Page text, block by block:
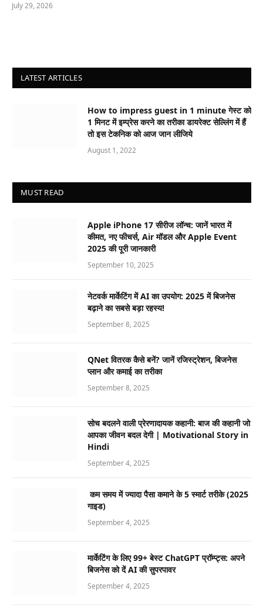
July 29, 2026
LATEST ARTICLES
How to impress guest in 1 minute गेस्ट को
1 मिनट में इम्प्रेस करने का तरीका डायरेक्ट सेल्लिंग में हैं
तो इस टेकनिक को आज जान लीजिये
August 1, 2022
MUST READ
Apple iPhone 17 सीरीज लॉन्च: जानें भारत में
कीमत, नए फीचर्स, Air मॉडल और Apple Event
2025 की पूरी जानकारी
September 10, 2025
नेटवर्क मार्केटिंग में AI का उपयोग: 2025 में बिजनेस
बढ़ाने का सबसे बड़ा रहस्य!
September 8, 2025
QNet वितरक कैसे बनें? जानें रजिस्ट्रेशन, बिजनेस
प्लान और कमाई का तरीका
September 8, 2025
सोच बदलने वाली प्रेरणादायक कहानी: बाज की कहानी जो
आपका जीवन बदल देगी | Motivational Story in
Hindi
September 4, 2025
कम समय में ज्यादा पैसा कमाने के 5 स्मार्ट तरीके (2025
गाइड)
September 4, 2025
मार्केटिंग के लिए 99+ बेस्ट ChatGPT प्रॉम्प्ट्स: अपने
बिजनेस को दें AI की सुपरपावर
September 4, 2025